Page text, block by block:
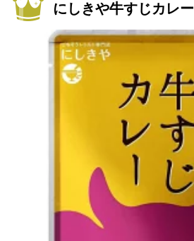
にしきや牛すじカレー